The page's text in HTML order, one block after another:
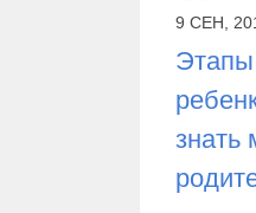
9 СЕН,
Этапы